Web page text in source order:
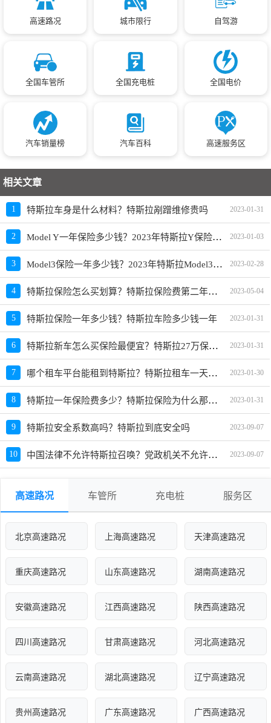
高速路况 城市限行 自驾游
全国车管所 全国充电桩 全国电价
汽车销量榜 汽车百科 高速服务区
相关文章
1 特斯拉车身是什么材料？特斯拉剐蹭维修贵吗 2023-01-31
2 Model Y一年保险多少钱？2023年特斯拉Y保险费用最新 2023-01-03
3 Model3保险一年多少钱？2023年特斯拉Model3保险价格 2023-02-28
4 特斯拉保险怎么买划算？特斯拉保险费第二年多少钱 2023-05-04
5 特斯拉保险一年多少钱？特斯拉车险多少钱一年 2023-01-31
6 特斯拉新车怎么买保险最便宜？特斯拉27万保险多少钱 2023-01-31
7 哪个租车平台能租到特斯拉？特斯拉租车一天多少钱 2023-01-30
8 特斯拉一年保险费多少？特斯拉保险为什么那么贵 2023-01-31
9 特斯拉安全系数高吗？特斯拉到底安全吗 2023-09-07
10 中国法律不允许特斯拉召唤？党政机关不允许开特斯拉 2023-09-07
高速路况 车管所 充电桩 服务区
北京高速路况 上海高速路况 天津高速路况
重庆高速路况 山东高速路况 湖南高速路况
安徽高速路况 江西高速路况 陕西高速路况
四川高速路况 甘肃高速路况 河北高速路况
云南高速路况 湖北高速路况 辽宁高速路况
贵州高速路况 广东高速路况 广西高速路况